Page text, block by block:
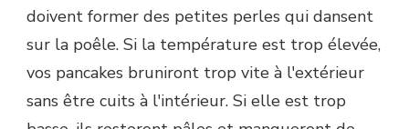
doivent former des petites perles qui dansent
sur la poêle. Si la température est trop élevée,
vos pancakes bruniront trop vite à l'extérieur
sans être cuits à l'intérieur. Si elle est trop